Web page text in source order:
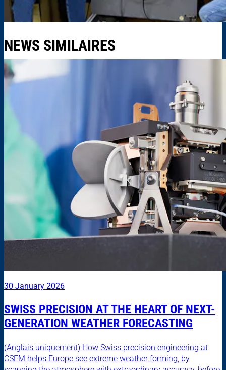
NEWS SIMILAIRES
30 January 2026
SWISS PRECISION AT THE HEART OF NEXT-
GENERATION WEATHER FORECASTING
(Anglais uniquement) How Swiss precision engineering at
CSEM helps Europe see extreme weather forming, by